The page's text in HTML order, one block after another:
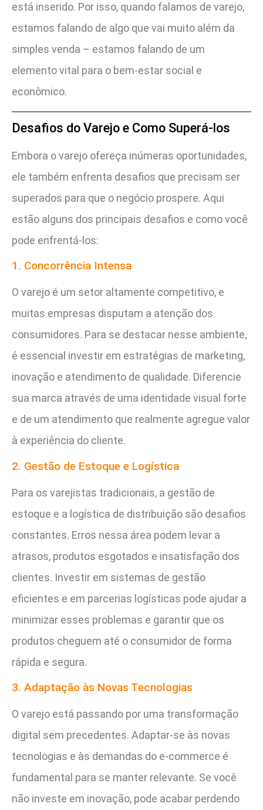
está inserido. Por isso, quando falamos de varejo,
estamos falando de algo que vai muito além da
simples venda – estamos falando de um
elemento vital para o bem-estar social e
econômico.
Desafios do Varejo e Como Superá-los
Embora o varejo ofereça inúmeras oportunidades,
ele também enfrenta desafios que precisam ser
superados para que o negócio prospere. Aqui
estão alguns dos principais desafios e como você
pode enfrentá-los:
1. Concorrência Intensa
O varejo é um setor altamente competitivo, e
muitas empresas disputam a atenção dos
consumidores. Para se destacar nesse ambiente,
é essencial investir em estratégias de marketing,
inovação e atendimento de qualidade. Diferencie
sua marca através de uma identidade visual forte
e de um atendimento que realmente agregue valor
à experiência do cliente.
2. Gestão de Estoque e Logística
Para os varejistas tradicionais, a gestão de
estoque e a logística de distribuição são desafios
constantes. Erros nessa área podem levar a
atrasos, produtos esgotados e insatisfação dos
clientes. Investir em sistemas de gestão
eficientes e em parcerias logísticas pode ajudar a
minimizar esses problemas e garantir que os
produtos cheguem até o consumidor de forma
rápida e segura.
3. Adaptação às Novas Tecnologias
O varejo está passando por uma transformação
digital sem precedentes. Adaptar-se às novas
tecnologias e às demandas do e-commerce é
fundamental para se manter relevante. Se você
não investe em inovação, pode acabar perdendo